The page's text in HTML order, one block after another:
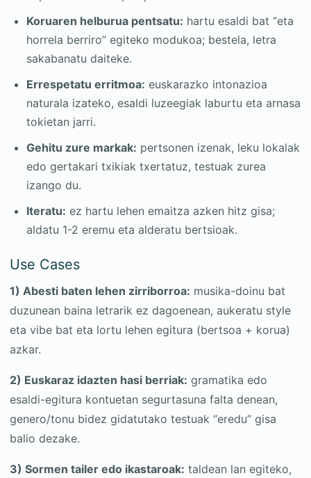
Koruaren helburua pentsatu: hartu esaldi bat “eta
horrela berriro” egiteko modukoa; bestela, letra
sakabanatu daiteke.
Errespetatu erritmoa: euskarazko intonazioa
naturala izateko, esaldi luzeegiak laburtu eta arnasa
tokietan jarri.
Gehitu zure markak: pertsonen izenak, leku lokalak
edo gertakari txikiak txertatuz, testuak zurea
izango du.
Iteratu: ez hartu lehen emaitza azken hitz gisa;
aldatu 1-2 eremu eta alderatu bertsioak.
Use Cases
1) Abesti baten lehen zirriborroa: musika-doinu bat
duzunean baina letrarik ez dagoenean, aukeratu style
eta vibe bat eta lortu lehen egitura (bertsoa + korua)
azkar.
2) Euskaraz idazten hasi berriak: gramatika edo
esaldi-egitura kontuetan segurtasuna falta denean,
genero/tonu bidez gidatutako testuak “eredu” gisa
balio dezake.
3) Sormen tailer edo ikastaroak: taldean lan egiteko,